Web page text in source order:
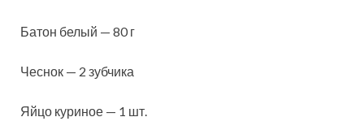
Батон белый — 80 г
Чеснок — 2 зубчика
Яйцо куриное — 1 шт.